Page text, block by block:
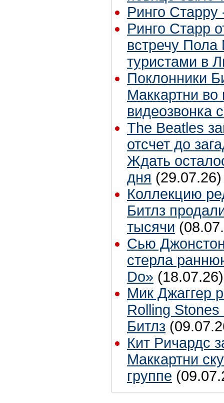
Ринго Старру
Ринго Старр
встречу Пола
туристами в
Поклонники
Маккартни во
видеозвонка
The Beatles
отсчет до
Ждать
дня (29.07.26)
Коллекцию
Битлз
тысячи
Сью
стерла
Do» (18.07.26)
Мик Джаггер
Rolling Stones
Битлз
Кит Ричардс
Маккартни
группе